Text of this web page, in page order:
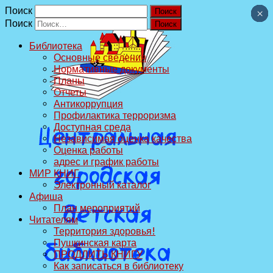
Поиск
Поиск
Библиотека
Основные сведения
Нормативные документы
Планы
Отчеты
Антикоррупция
Профилактика терроризма
Доступная среда
Независимая оценка качества
Оценка работы
адрес и график работы
МИР КНИГ
Электронный каталог
Афиша
План мероприятий
Читателям
Территория здоровья!
Пушкинская карта
ПРОДЛИТЬ КНИГУ
Как записаться в библиотеку
×
×
×
×
×
×
×
×
×
×